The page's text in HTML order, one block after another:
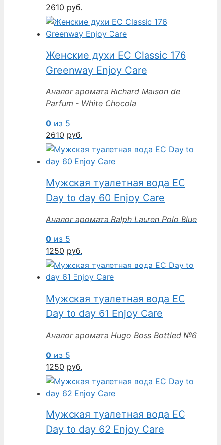
2610 руб.
Женские духи EC Classic 176
Greenway Enjoy Care
Аналог аромата Richard Maison de
Parfum - White Chocola
0 из 5
2610 руб.
Мужская туалетная вода EC
Day to day 60 Enjoy Care
Аналог аромата Ralph Lauren Polo Blue
0 из 5
1250 руб.
Мужская туалетная вода EC
Day to day 61 Enjoy Care
Аналог аромата Hugo Boss Bottled №6
0 из 5
1250 руб.
Мужская туалетная вода EC
Day to day 62 Enjoy Care